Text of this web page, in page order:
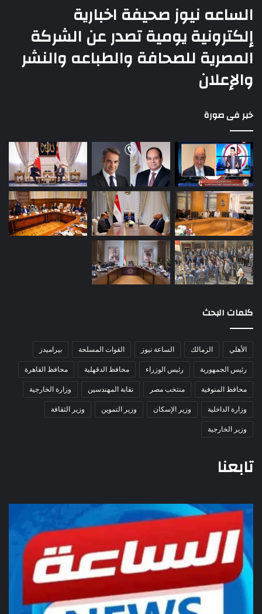
الساعه نيوز صحيفة اخبارية
إلكترونية يومية تصدر عن الشركة
المصرية للصحافة والطباعه والنشر
والإعلان
خبر فى صورة
كلمات البحث
الأهلي الزمالك الساعة نيوز القوات المسلحة
بيراميدز
رئيس الجمهورية
رئيس الوزراء محافظ الدقهلية
محافظ القاهرة
محافظ المنوفية
منتخب مصر نقابة المهندسين
وزارة الخارجية
وزارة الداخلية
وزير الإسكان وزير التموين
وزير الثقافة
وزير الخارجية
تابعنا